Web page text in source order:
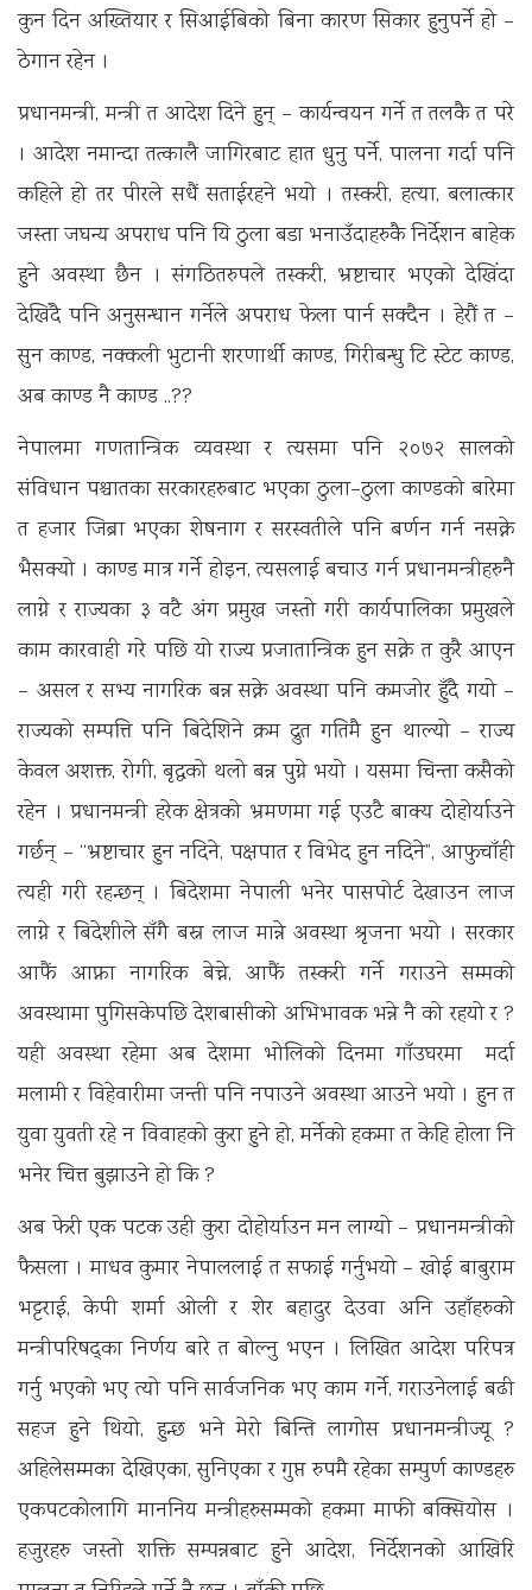
कुन दिन अख्तियार र सिआईबिको बिना कारण सिकार हुनुपर्ने हो –
ठेगान रहेन ।
प्रधानमन्त्री, मन्त्री त आदेश दिने हुन् – कार्यन्वयन गर्ने त तलकै त परे
। आदेश नमान्दा तत्कालै जागिरबाट हात धुनु पर्ने, पालना गर्दा पनि
कहिले हो तर पीरले सधैं सताईरहने भयो । तस्करी, हत्या, बलात्कार
जस्ता जघन्य अपराध पनि यि ठुला बडा भनाउँदाहरुकै निर्देशन बाहेक
हुने अवस्था छैन । संगठितरुपले तस्करी, भ्रष्टाचार भएको देखिंदा
देखिंदै पनि अनुसन्धान गर्नेले अपराध फेला पार्न सक्दैन । हेरौं त –
सुन काण्ड, नक्कली भुटानी शरणार्थी काण्ड, गिरीबन्धु टि स्टेट काण्ड,
अब काण्ड नै काण्ड ..??
नेपालमा गणतान्त्रिक व्यवस्था र त्यसमा पनि २०७२ सालको
संविधान पश्चातका सरकारहरुबाट भएका ठुला–ठुला काण्डको बारेमा
त हजार जिब्रा भएका शेषनाग र सरस्वतीले पनि बर्णन गर्न नसक्ने
भैसक्यो । काण्ड मात्र गर्ने होइन, त्यसलाई बचाउ गर्न प्रधानमन्त्रीहरुनै
लाग्ने र राज्यका ३ वटै अंग प्रमुख जस्तो गरी कार्यपालिका प्रमुखले
काम कारवाही गरे पछि यो राज्य प्रजातान्त्रिक हुन सक्ने त कुरै आएन
– असल र सभ्य नागरिक बन्न सक्ने अवस्था पनि कमजोर हुँदै गयो –
राज्यको सम्पत्ति पनि बिदेशिने क्रम द्रुत गतिमै हुन थाल्यो – राज्य
केवल अशक्त, रोगी, बृद्धको थलो बन्न पुग्ने भयो । यसमा चिन्ता कसैको
रहेन । प्रधानमन्त्री हरेक क्षेत्रको भ्रमणमा गई एउटै बाक्य दोहोर्याउने
गर्छन् – ‘‘भ्रष्टाचार हुन नदिने, पक्षपात र विभेद हुन नदिने”, आफुचाँही
त्यही गरी रहन्छन् । बिदेशमा नेपाली भनेर पासपोर्ट देखाउन लाज
लाग्ने र बिदेशीले सँगै बस्न लाज मान्ने अवस्था श्रृजना भयो । सरकार
आफैं आफ्ना नागरिक बेच्ने, आफैं तस्करी गर्ने गराउने सम्मको
अवस्थामा पुगिसकेपछि देशबासीको अभिभावक भन्ने नै को रहयो र ?
यही अवस्था रहेमा अब देशमा भोलिको दिनमा गाँउघरमा मर्दा
मलामी र विहेवारीमा जन्ती पनि नपाउने अवस्था आउने भयो । हुन त
युवा युवती रहे न विवाहको कुरा हुने हो, मर्नेको हकमा त केहि होला नि
भनेर चित्त बुझाउने हो कि ?
अब फेरी एक पटक उही कुरा दोहोर्याउन मन लाग्यो – प्रधानमन्त्रीको
फैसला । माधव कुमार नेपाललाई त सफाई गर्नुभयो – खोई बाबुराम
भट्टराई, केपी शर्मा ओली र शेर बहादुर देउवा अनि उहाँहरुको
मन्त्रीपरिषद्का निर्णय बारे त बोल्नु भएन । लिखित आदेश परिपत्र
गर्नु भएको भए त्यो पनि सार्वजनिक भए काम गर्ने, गराउनेलाई बढी
सहज हुने थियो, हुन्छ भने मेरो बिन्ति लागोस प्रधानमन्त्रीज्यू ?
अहिलेसम्मका देखिएका, सुनिएका र गुप्त रुपमै रहेका सम्पुर्ण काण्डहरु
एकपटकोलागि माननिय मन्त्रीहरुसम्मको हकमा माफी बक्सियोस ।
हजुरहरु जस्तो शक्ति सम्पन्नबाट हुने आदेश, निर्देशनको आखिरि